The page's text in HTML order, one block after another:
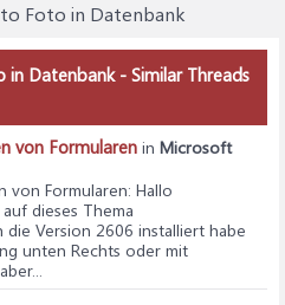
Foto in Datenbank
in Datenbank - Similar Threads
von Formularen in Microsoft
von Formularen: Hallo
dieses Thema
die Version 2606 installiert habe
unten Rechts oder mit